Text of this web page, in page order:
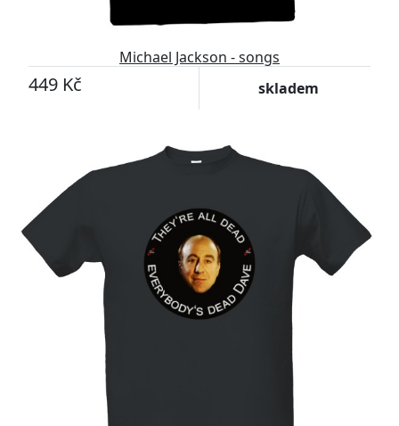
Michael Jackson - songs
449 Kč skladem